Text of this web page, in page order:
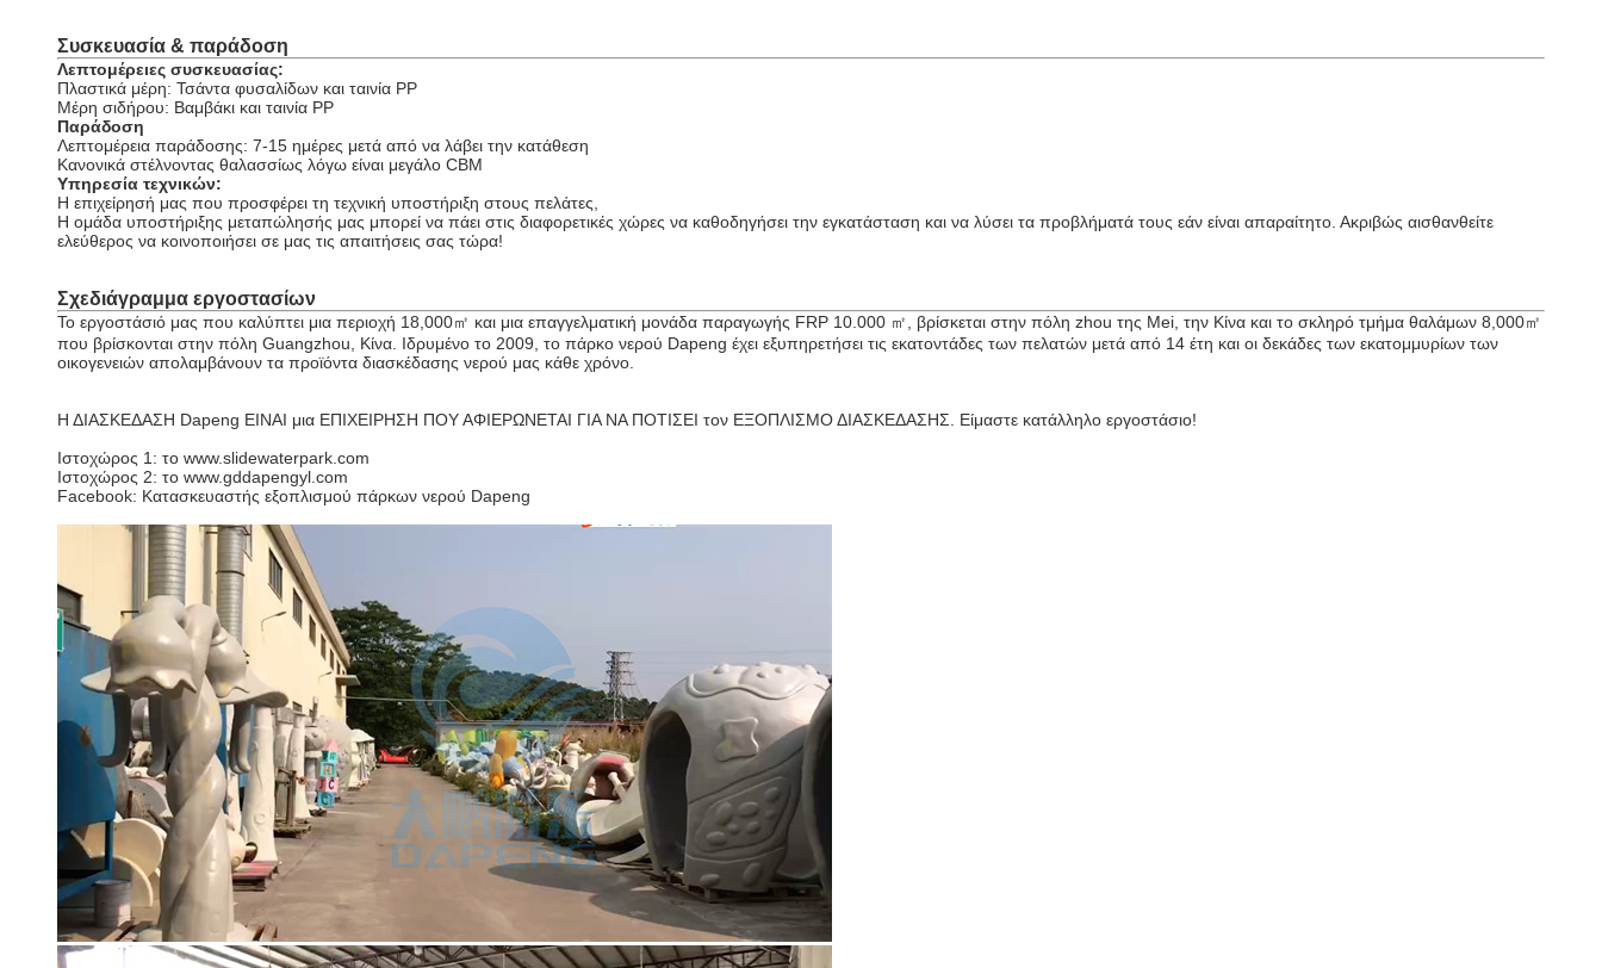
Συσκευασία & παράδοση
Λεπτομέρειες συσκευασίας:
Πλαστικά μέρη: Τσάντα φυσαλίδων και ταινία PP
Μέρη σιδήρου: Βαμβάκι και ταινία PP
Παράδοση
Λεπτομέρεια παράδοσης: 7-15 ημέρες μετά από να λάβει την κατάθεση
Κανονικά στέλνοντας θαλασσίως λόγω είναι μεγάλο CBM
Υπηρεσία τεχνικών:
Η επιχείρησή μας που προσφέρει τη τεχνική υποστήριξη στους πελάτες,
Η ομάδα υποστήριξης μεταπώλησής μας μπορεί να πάει στις διαφορετικές χώρες να καθοδηγήσει την εγκατάσταση και να λύσει τα προβλήματά τους εάν είναι απαραίτητο. Ακριβώς αισθανθείτε
ελεύθερος να κοινοποιήσει σε μας τις απαιτήσεις σας τώρα!
Σχεδιάγραμμα εργοστασίων
Το εργοστάσιό μας που καλύπτει μια περιοχή 18,000㎡ και μια επαγγελματική μονάδα παραγωγής FRP 10.000 ㎡, βρίσκεται στην πόλη zhou της Mei, την Κίνα και το σκληρό τμήμα θαλάμων 8,000㎡
που βρίσκονται στην πόλη Guangzhou, Κίνα. Ιδρυμένο το 2009, το πάρκο νερού Dapeng έχει εξυπηρετήσει τις εκατοντάδες των πελατών μετά από 14 έτη και οι δεκάδες των εκατομμυρίων των
οικογενειών απολαμβάνουν τα προϊόντα διασκέδασης νερού μας κάθε χρόνο.
Η ΔΙΑΣΚΕΔΑΣΗ Dapeng ΕΙΝΑΙ μια ΕΠΙΧΕΙΡΗΣΗ ΠΟΥ ΑΦΙΕΡΩΝΕΤΑΙ ΓΙΑ ΝΑ ΠΟΤΙΣΕΙ τον ΕΞΟΠΛΙΣΜΟ ΔΙΑΣΚΕΔΑΣΗΣ. Είμαστε κατάλληλο εργοστάσιο!
Ιστοχώρος 1: το www.slidewaterpark.com
Ιστοχώρος 2: το www.gddapengyl.com
Facebook: Κατασκευαστής εξοπλισμού πάρκων νερού Dapeng